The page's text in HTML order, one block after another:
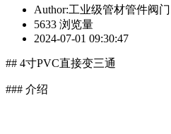
Author:工业级管材管件阀门
5633 浏览量
2024-07-01 09:30:47
## 4寸PVC直接变三通
### 介绍